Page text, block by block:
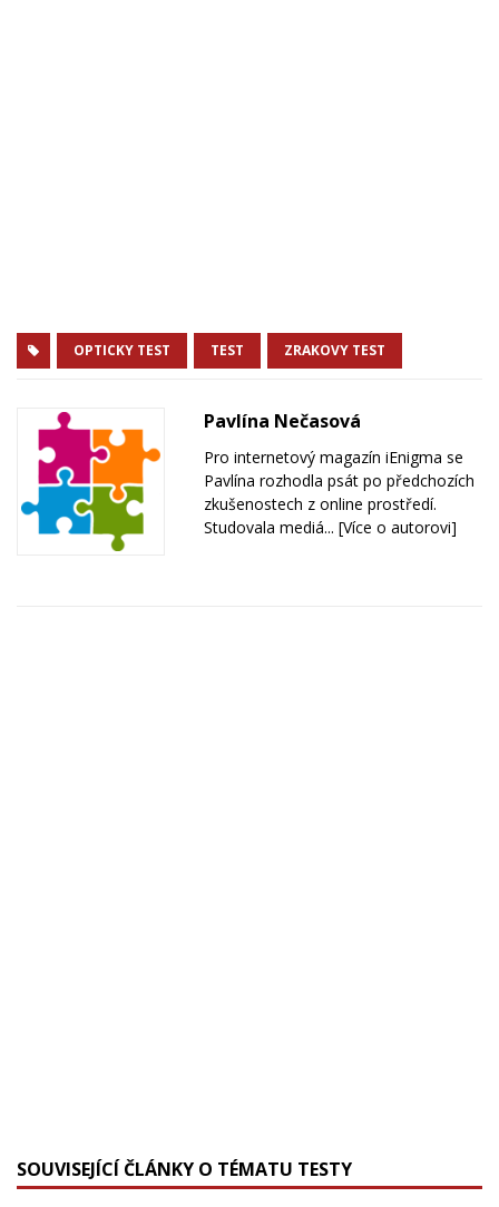
OPTICKY TEST TEST ZRAKOVY TEST
Pavlína Nečasová
Pro internetový magazín iEnigma se
Pavlína rozhodla psát po předchozích
zkušenostech z online prostředí.
Studovala mediá... [Více o autorovi]
SOUVISEJÍCÍ ČLÁNKY O TÉMATU TESTY